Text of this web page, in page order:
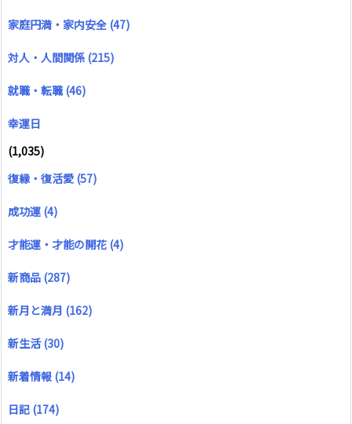
家庭円満・家内安全 (47)
対人・人間関係 (215)
就職・転職 (46)
幸運日
(1,035)
復縁・復活愛 (57)
成功運 (4)
才能運・才能の開花 (4)
新商品 (287)
新月と満月 (162)
新生活(30)
新着情報 (14)
日記 (174)